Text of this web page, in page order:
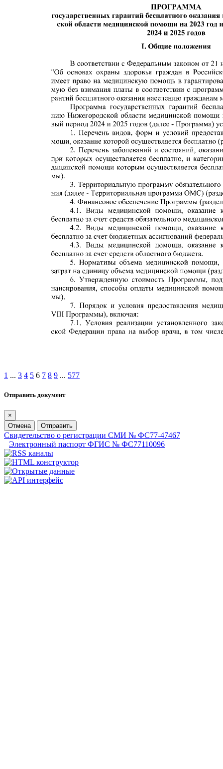
1 ... 3 4 5 6 7 8 9 ... 577
Отправить документ
×
Отмена
Отправить
Свидетельство о регистрации СМИ № ФС77-47467
Электронный паспорт ФГИС № ФС77110096